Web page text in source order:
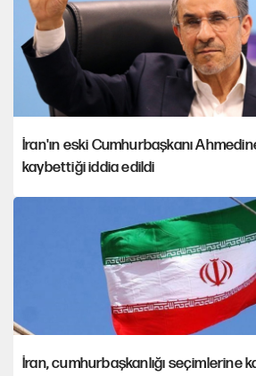
İran'ın eski Cumhurbaşkanı
kaybettiği iddia edildi
İran, cumhurbaşkanlığı seçimlerine